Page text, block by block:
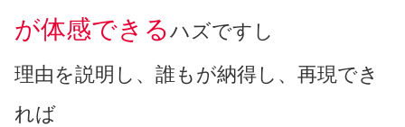
が体感できるハズですし
理由を説明し、誰もが納得し、再現でき
れば